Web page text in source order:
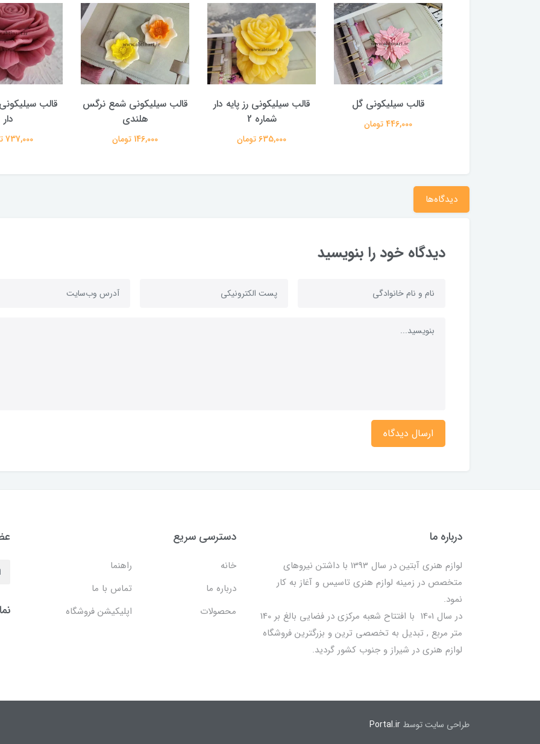
قالب سیلیکونی گل
446,000 تومان
قالب سیلیکونی رز پایه دار
شماره 2
635,000 تومان
قالب سیلیکونی شمع نرگس
هلندی
146,000 تومان
قالب
دار
737,000 تومان
دیدگاه‌ها
دیدگاه خود را بنویسید
ارسال دیدگاه
درباره ما
لوازم هنری آبتین در سال 1393 با داشتن نیروهای
متخصص در زمینه لوازم هنری تاسیس و آغاز به کار
نمود.
در سال 1401 با افتتاح شعبه مرکزی در فضایی بالغ بر 140
متر مربع , تبدیل به تخصصی ترین و بزرگترین فروشگاه
لوازم هنری در شیراز و جنوب کشور گردید.
دسترسی سریع
خانه
راهنما
درباره ما
تماس با ما
محصولات
اپلیکیشن فروشگاه
طراحی سایت توسط Portal.ir